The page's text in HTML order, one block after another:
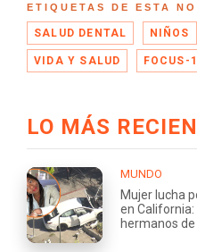
ETIQUETAS DE ESTA
SALUD DENTAL NIÑOS
VIDA Y SALUD FOCUS-1
LO MÁS
MUNDO
Mujer lucha
en
hermanos de